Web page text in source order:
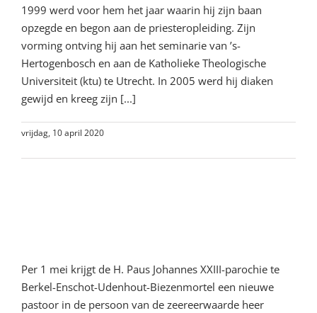
1999 werd voor hem het jaar waarin hij zijn baan
opzegde en begon aan de priesteropleiding. Zijn
vorming ontving hij aan het seminarie van ’s-
Hertogenbosch en aan de Katholieke Theologische
Universiteit (ktu) te Utrecht. In 2005 werd hij diaken
gewijd en kreeg zijn [...]
vrijdag, 10 april 2020
Per 1 mei krijgt de H. Paus Johannes XXIII-parochie te
Berkel-Enschot-Udenhout-Biezenmortel een nieuwe
pastoor in de persoon van de zeereerwaarde heer